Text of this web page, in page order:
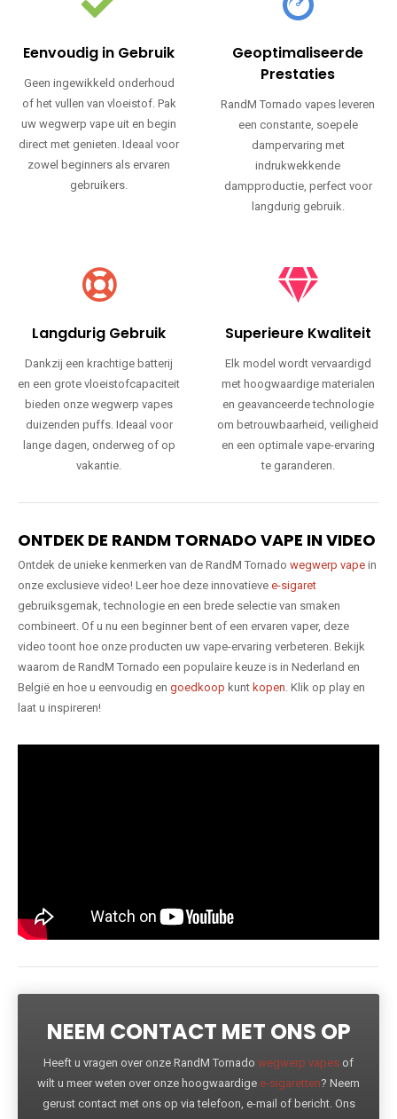
Eenvoudig in Gebruik
Geen ingewikkeld onderhoud
of het vullen van vloeistof. Pak
uw wegwerp vape uit en begin
direct met genieten. Ideaal voor
zowel beginners als ervaren
gebruikers.
Geoptimaliseerde
Prestaties
RandM Tornado vapes leveren
een constante, soepele
dampervaring met
indrukwekkende
dampproductie, perfect voor
langdurig gebruik.
Langdurig Gebruik
Dankzij een krachtige batterij
en een grote vloeistofcapaciteit
bieden onze wegwerp vapes
duizenden puffs. Ideaal voor
lange dagen, onderweg of op
vakantie.
Superieure Kwaliteit
Elk model wordt vervaardigd
met hoogwaardige materialen
en geavanceerde technologie
om betrouwbaarheid, veiligheid
en een optimale vape-ervaring
te garanderen.
ONTDEK DE RANDM TORNADO VAPE IN VIDEO
Ontdek de unieke kenmerken van de RandM Tornado wegwerp vape in
onze exclusieve video! Leer hoe deze innovatieve e-sigaret
gebruiksgemak, technologie en een brede selectie van smaken
combineert. Of u nu een beginner bent of een ervaren vaper, deze
video toont hoe onze producten uw vape-ervaring verbeteren. Bekijk
waarom de RandM Tornado een populaire keuze is in Nederland en
België en hoe u eenvoudig en goedkoop kunt kopen. Klik op play en
laat u inspireren!
NEEM CONTACT MET ONS OP
Heeft u vragen over onze RandM Tornado wegwerp vapes of
wilt u meer weten over onze hoogwaardige e-sigaretten? Neem
gerust contact met ons op via telefoon, e-mail of bericht. Ons